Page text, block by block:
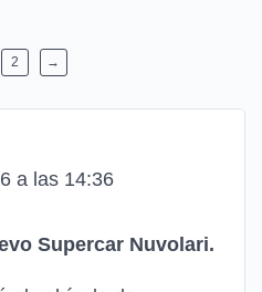
2 →
a las 14:36
Supercar Nuvolari.